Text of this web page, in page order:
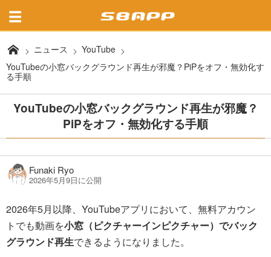
ニュース
YouTube
YouTubeの小窓バックグラウンド再生が邪魔？PiPをオフ・無効化す
る手順
YouTubeの小窓バックグラウンド再生が邪魔？
PiPをオフ・無効化する手順
Funaki Ryo
2026年5月9日に公開
2026年5月以降、YouTubeアプリにおいて、無料アカウン
トでも動画を小窓（ピクチャーインピクチャー）でバック
グラウンド再生できるようになりました。